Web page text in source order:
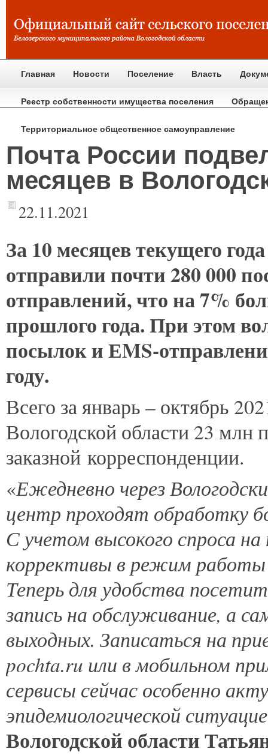
Главная Новости Поселение Власть
Реестр собственности имущества поселения
Территориальное общественное самоуправление
Почта России
месяцев в
22.11.2021
За 10 месяцев текущего
отправили почти 280 000
отправлений, что на 7%
прошлого года. При этом
посылок и ЕMS-
году.
Всего за январь – октябрь
Вологодской области 23 млн
заказной корреспонденции.
«Ежедневно через
центр проходят обработку
С учетом высокого спроса
коррективы в режим работы
Теперь для удобства
запись на обслуживание, а
выходных. Записаться на
pochta.ru или в мобильном
сервисы сейчас особенно
эпидемиологической
Вологодской области